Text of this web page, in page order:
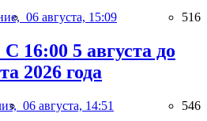
06 августа, 15:09 516
16:00 5 августа до
2026 года
06 августа, 14:51 546